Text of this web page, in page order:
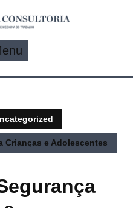
Crianças e Adolescentes